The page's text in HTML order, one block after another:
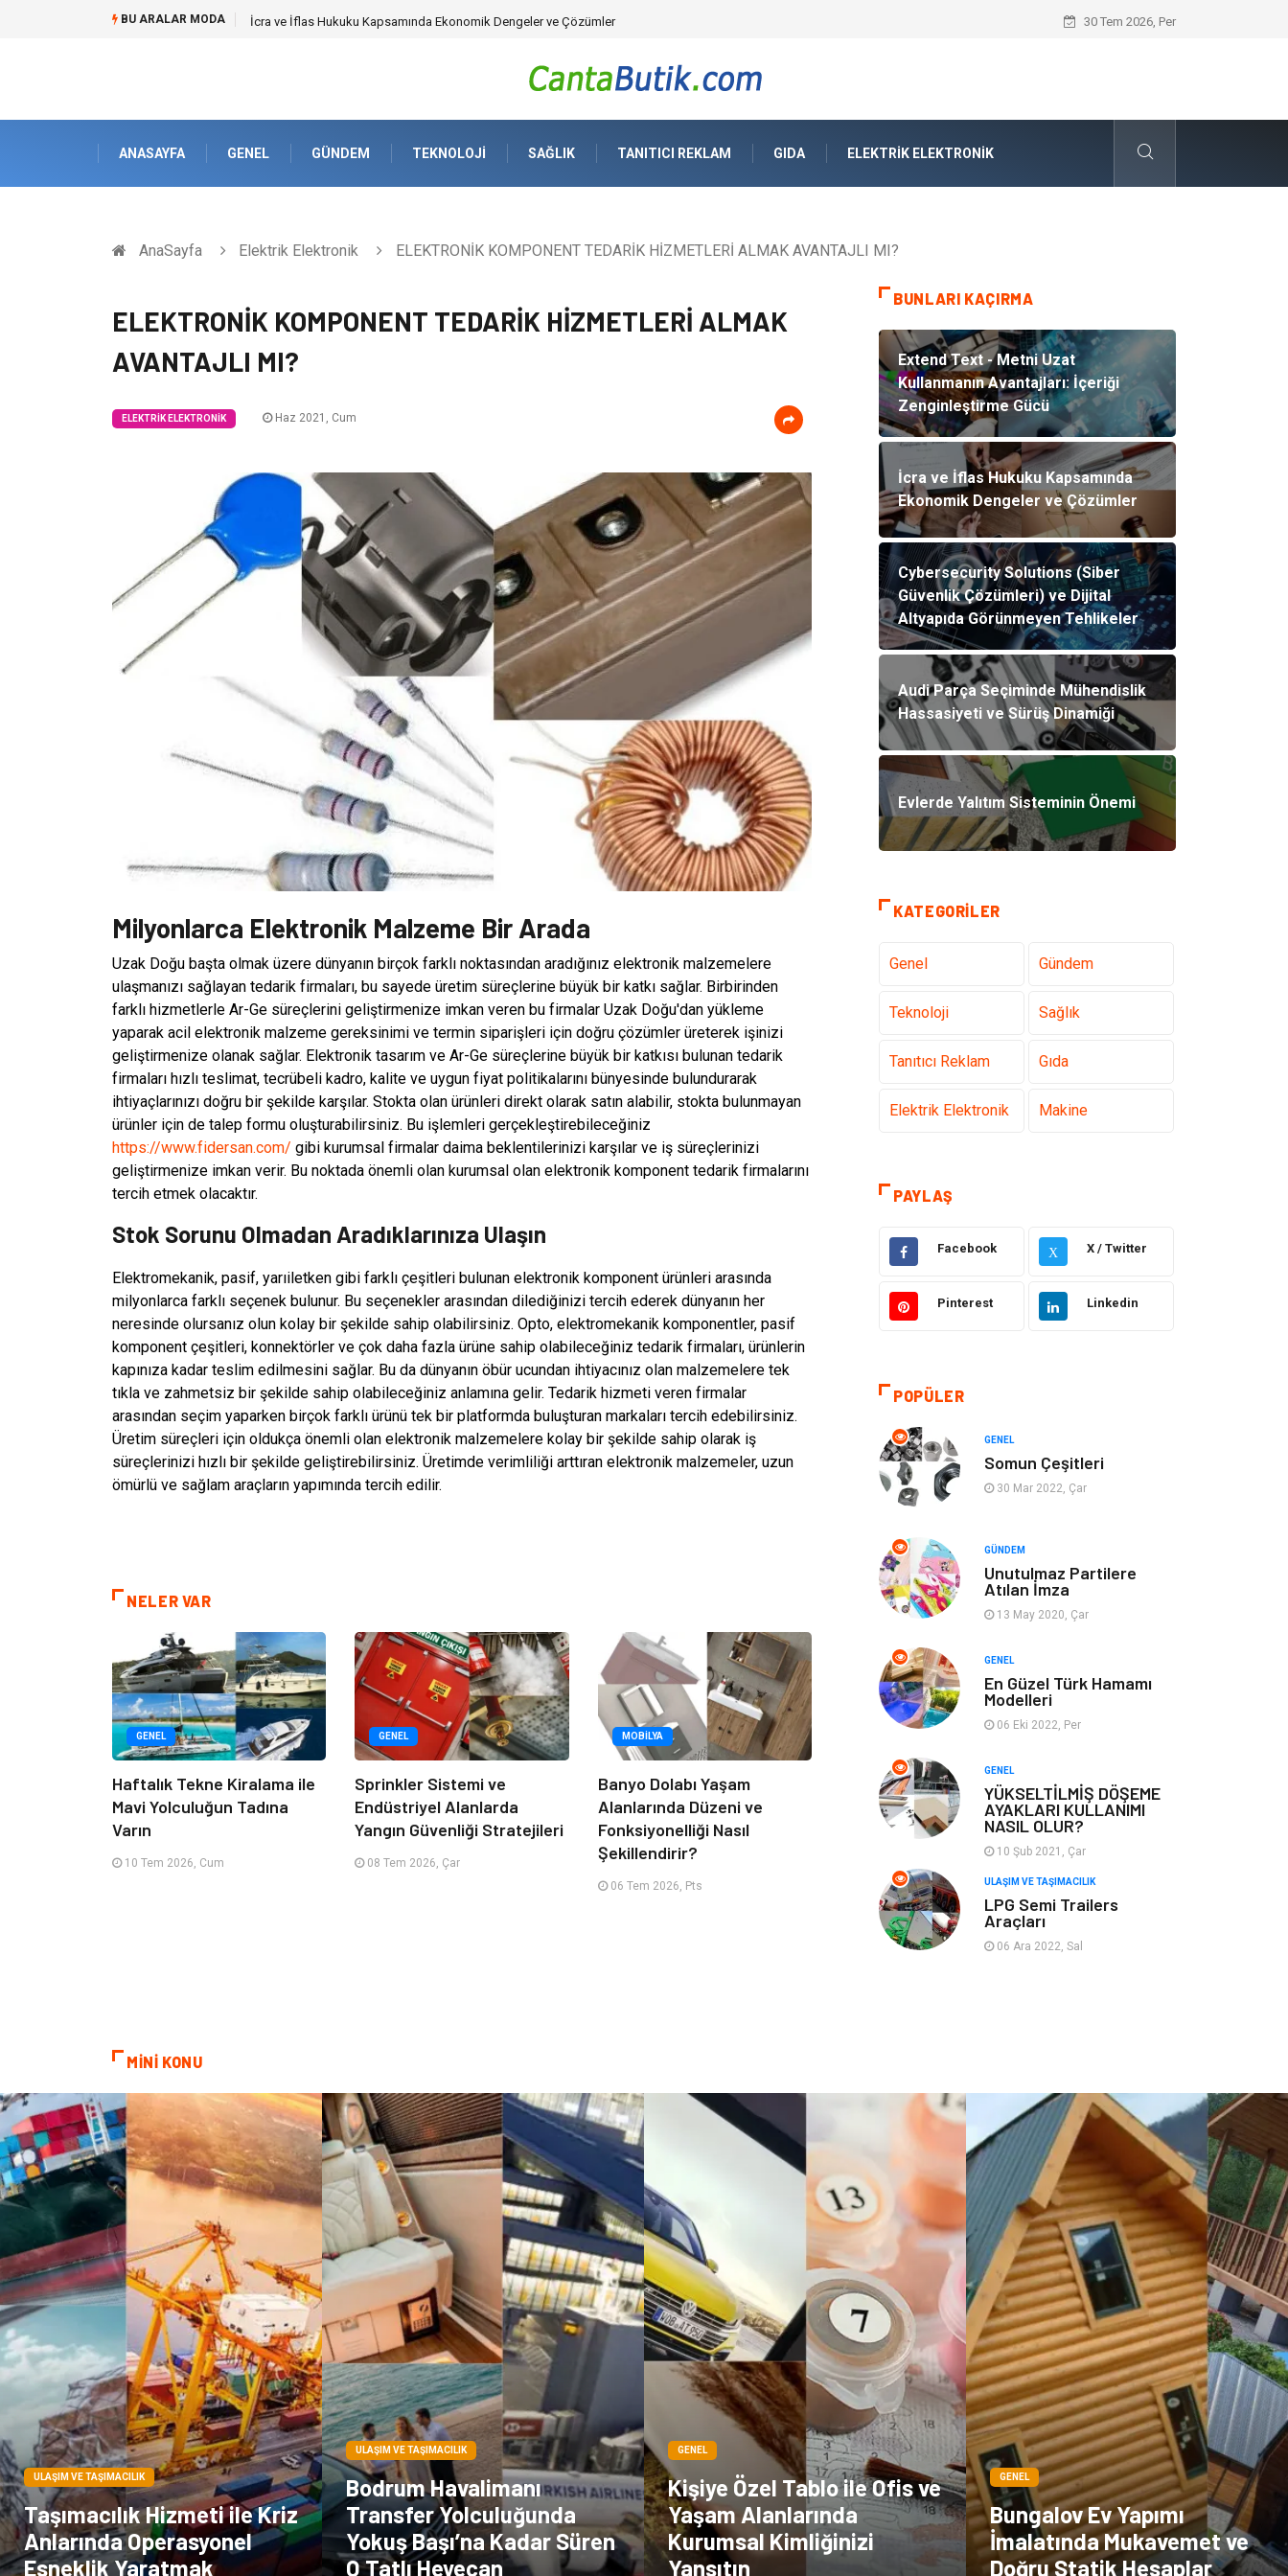
BU ARALAR MODA Cybersecurity Solutions (Siber Güvenlik Çözümleri) ve Dijital Altyapıda Görünmeyen Tehlikeler Audi Parça Seçiminde Mühendislik
30 Tem 2026, Per
ANASAYFA GENEL GÜNDEM TEKNOLOJI SAĞLIK TANITICI REKLAM GIDA ELEKTRIK ELEKTRONIK
AnaSayfa Elektrik Elektronik ELEKTRONİK KOMPONENT TEDARİK HİZMETLERİ ALMAK AVANTAJLI MI?
ELEKTRONİK KOMPONENT TEDARİK HİZMETLERİ ALMAK
AVANTAJLI MI?
ELEKTRIK ELEKTRONIK Haz 2021, Cum
Milyonlarca Elektronik Malzeme Bir Arada
Uzak Doğu başta olmak üzere dünyanın birçok farklı noktasından aradığınız elektronik malzemelere
ulaşmanızı sağlayan tedarik firmaları, bu sayede üretim süreçlerine büyük bir katkı sağlar. Birbirinden
farklı hizmetlerle Ar-Ge süreçlerini geliştirmenize imkan veren bu firmalar Uzak Doğu'dan yükleme
yaparak acil elektronik malzeme gereksinimi ve termin siparişleri için doğru çözümler üreterek işinizi
geliştirmenize olanak sağlar. Elektronik tasarım ve Ar-Ge süreçlerine büyük bir katkısı bulunan tedarik
firmaları hızlı teslimat, tecrübeli kadro, kalite ve uygun fiyat politikalarını bünyesinde bulundurarak
ihtiyaçlarınızı doğru bir şekilde karşılar. Stokta olan ürünleri direkt olarak satın alabilir, stokta bulunmayan
ürünler için de talep formu oluşturabilirsiniz. Bu işlemleri gerçekleştirebileceğiniz
https://www.fidersan.com/ gibi kurumsal firmalar daima beklentilerinizi karşılar ve iş süreçlerinizi
geliştirmenize imkan verir. Bu noktada önemli olan kurumsal olan elektronik komponent tedarik firmalarını
tercih etmek olacaktır.
Stok Sorunu Olmadan Aradıklarınıza Ulaşın
Elektromekanik, pasif, yarıiletken gibi farklı çeşitleri bulunan elektronik komponent ürünleri arasında
milyonlarca farklı seçenek bulunur. Bu seçenekler arasından dilediğinizi tercih ederek dünyanın her
neresinde olursanız olun kolay bir şekilde sahip olabilirsiniz. Opto, elektromekanik komponentler, pasif
komponent çeşitleri, konnektörler ve çok daha fazla ürüne sahip olabileceğiniz tedarik firmaları, ürünlerin
kapınıza kadar teslim edilmesini sağlar. Bu da dünyanın öbür ucundan ihtiyacınız olan malzemelere tek
tıkla ve zahmetsiz bir şekilde sahip olabileceğiniz anlamına gelir. Tedarik hizmeti veren firmalar
arasından seçim yaparken birçok farklı ürünü tek bir platformda buluşturan markaları tercih edebilirsiniz.
Üretim süreçleri için oldukça önemli olan elektronik malzemelere kolay bir şekilde sahip olarak iş
süreçlerinizi hızlı bir şekilde geliştirebilirsiniz. Üretimde verimliliği arttıran elektronik malzemeler, uzun
ömürlü ve sağlam araçların yapımında tercih edilir.
NELER VAR
GENEL
Haftalık Tekne Kiralama ile
Mavi Yolculuğun Tadına
Varın
10 Tem 2026, Cum
GENEL
Sprinkler Sistemi ve
Endüstriyel Alanlarda
Yangın Güvenliği Stratejileri
08 Tem 2026, Çar
MOBILYA
Banyo Dolabı Yaşam
Alanlarında Düzeni ve
Fonksiyonelliği Nasıl
Şekillendirir?
06 Tem 2026, Pts
BUNLARI KAÇIRMA
Extend Text - Metni Uzat
Kullanmanın Avantajları: İçeriği
Zenginleştirme Gücü
İcra ve İflas Hukuku Kapsamında
Ekonomik Dengeler ve Çözümler
Cybersecurity Solutions (Siber
Güvenlik Çözümleri) ve Dijital
Altyapıda Görünmeyen Tehlikeler
Audi Parça Seçiminde Mühendislik
Hassasiyeti ve Sürüş Dinamiği
Evlerde Yalıtım Sisteminin Önemi
KATEGORILER
Genel Gündem
Teknoloji Sağlık
Tanıtıcı Reklam Gıda
Elektrik Elektronik Makine
Alışveriş
Emlak
Organizasyon Mobilya
Tekstil
Tatil Finans & Ekonomi
Turizm
Aksesuar Eğitim Kurumları
Ambalaj Eğlence
Pazarlama
Servisleri
Kültür Telekomünikasyon
Bebek Giyim
Dernekler ve
Birlikler
çiçek İnternet
Tarım &
Hayvancılık
Endüstriyel
Ürünler
PAYLAŞ
Facebook X X / Twitter
Pinterest Linkedin
POPÜLER
GENEL
Somun Çeşitleri
30 Mar 2022, Çar
GÜNDEM
Unutulmaz Partilere
Atılan İmza
13 May 2020, Çar
GENEL
En Güzel Türk Hamamı
Modelleri
06 Eki 2022, Per
GENEL
YÜKSELTİLMİŞ DÖŞEME
AYAKLARI KULLANIMI
NASIL OLUR?
10 Şub 2021, Çar
ULAŞIM VE TAŞIMACILIK
LPG Semi Trailers
Araçları
06 Ara 2022, Sal
MİNİ KONU
ULAŞIM VE TAŞIMACILIK
Taşımacılık Hizmeti ile Kriz
Anlarında Operasyonel
Esneklik Yaratmak
ULAŞIM VE TAŞIMACILIK
Bodrum Havalimanı
Transfer Yolculuğunda
Yokuş Başı’na Kadar Süren
O Tatlı Heyecan
GENEL
Kişiye Özel Tablo ile Ofis ve
Yaşam Alanlarında
Kurumsal Kimliğinizi
Yansıtın
GENEL
Bungalov Ev Yapımı
İmalatında Mukavemet ve
Doğru Statik Hesaplar